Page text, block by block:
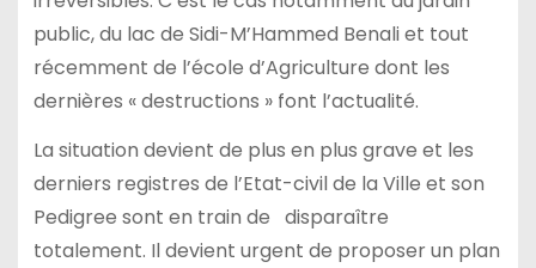
public, du lac de Sidi-M’Hammed Benali et tout
récemment de l’école d’Agriculture dont les
dernières « destructions » font l’actualité.
La situation devient de plus en plus grave et les
derniers registres de l’Etat-civil de la Ville et son
Pedigree sont en train de disparaître
totalement. Il devient urgent de proposer un plan